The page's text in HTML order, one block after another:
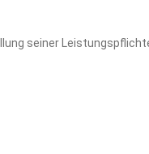
seiner